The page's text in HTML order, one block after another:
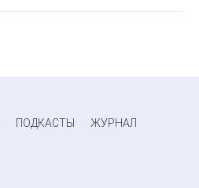
ПОДКАСТЫ ЖУРНАЛ